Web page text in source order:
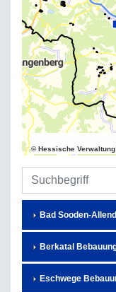
© Hessische
Bad Sooden-
Berkatal
Eschwege